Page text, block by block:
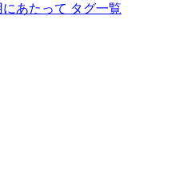
にあたって タグ一覧